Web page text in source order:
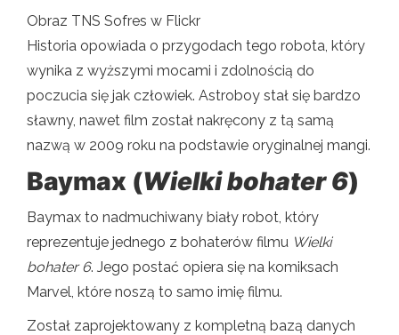
Obraz TNS Sofres w Flickr
Historia opowiada o przygodach tego robota, który
wynika z wyższymi mocami i zdolnością do
poczucia się jak człowiek. Astroboy stał się bardzo
sławny, nawet film został nakręcony z tą samą
nazwą w 2009 roku na podstawie oryginalnej mangi.
Baymax (Wielki bohater 6)
Baymax to nadmuchiwany biały robot, który
reprezentuje jednego z bohaterów filmu Wielki
bohater 6. Jego postać opiera się na komiksach
Marvel, które noszą to samo imię filmu.
Został zaprojektowany z kompletną bazą danych